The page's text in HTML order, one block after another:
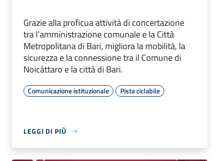
Grazie alla proficua attività di concertazione
tra l’amministrazione comunale e la Città
Metropolitana di Bari, migliora la mobilità, la
sicurezza e la connessione tra il Comune di
Noicàttaro e la città di Bari.
Comunicazione istituzionale Pista ciclabile
LEGGI DI PIÙ